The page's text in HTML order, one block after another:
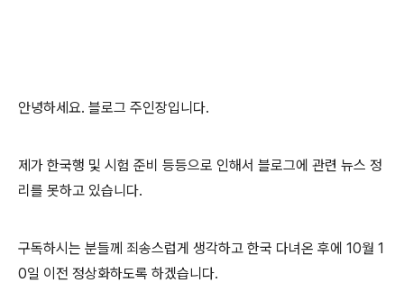
안녕하세요. 블로그 주인장입니다.
제가 한국행 및 시험 준비 등등으로 인해서 블로그에 관련 뉴스 정
리를 못하고 있습니다.
구독하시는 분들께 죄송스럽게 생각하고 한국 다녀온 후에 10월 1
0일 이전 정상화하도록 하겠습니다.